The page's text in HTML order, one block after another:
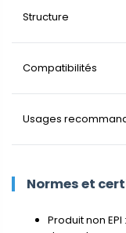
Structure
Compatibilités
Usages
Normes et
Produit non